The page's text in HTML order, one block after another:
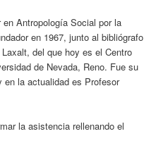
Antropología Social por la
en 1967, junto al bibliógrafo
del que hoy es el Centro
de Nevada, Reno. Fue su
en la actualidad es Profesor
la asistencia rellenando el